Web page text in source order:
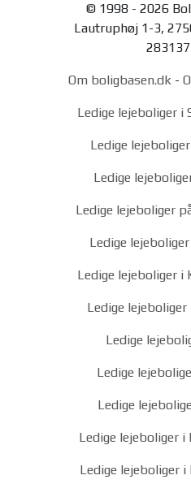
© 1998 - 2026
Lautruphøj 1-3,
Om boligbasen.dk -
Ledige lejeboliger i
Ledige
Ledige
Ledige lejeboliger
Ledige
Ledige lejeboliger i
Ledige
Ledige
Ledige
Ledige
Ledige lejeboliger i
Ledige lejeboliger i